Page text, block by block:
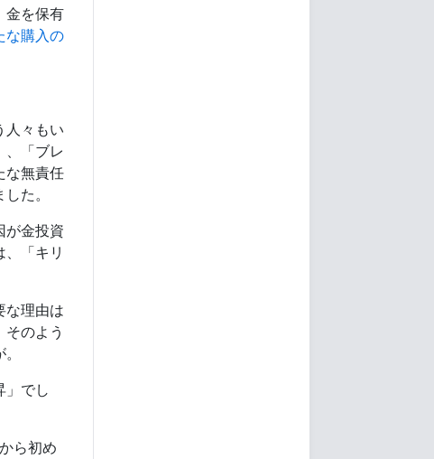
金を保有
な購入の
人々もい
、「ブレ
な無責任
た。
が金投資
「キリ
な理由は
のよう
」でし
ら初め